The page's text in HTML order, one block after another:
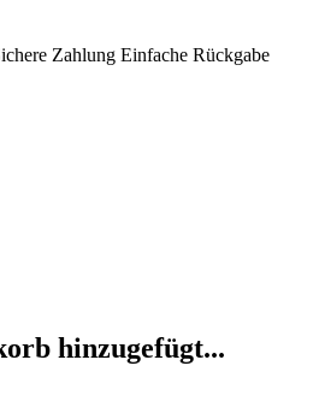
Zahlung Einfache Rückgabe
hinzugefügt...